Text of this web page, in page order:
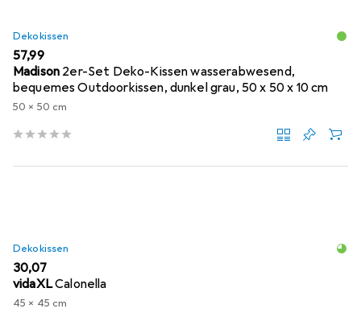
Dekokissen
EUR
57,99
Madison 2er-Set Deko-Kissen wasserabwesend,
bequemes Outdoorkissen, dunkel grau, 50 x 50 x 10 cm
50 x 50 cm
Dekokissen
EUR
30,07
vidaXLCalonella
45 x 45 cm